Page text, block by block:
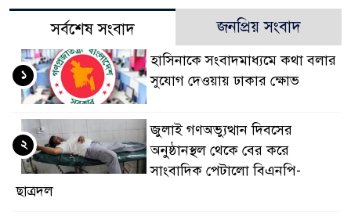
সর্বশেষ সংবাদ জনপ্রিয় সংবাদ
হাসিনাকে সংবাদমাধ্যমে কথা বলার
সুযোগ দেওয়ায় ঢাকার ক্ষোভ
১
জুলাই গণঅভ্যুত্থান দিবসের
অনুষ্ঠানস্থল থেকে বের করে
সাংবাদিক পেটালো বিএনপি-
ছাত্রদল
২